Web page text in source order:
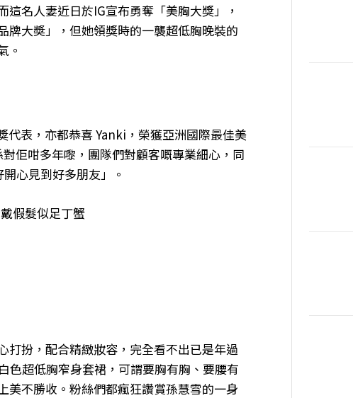
名人妻近日於IG宣布勇奪「美胸大獎」，
牌大奬」，但她領獎時的一襲超低胸晚裝的
。
表，亦都恭喜 Yanki，榮獲亞洲國際最佳美
佢咁多年嚟，團隊們對顧客嘅專業細心，同
心見到好多朋友」。
假髮似足丁蟹
打扮，配合精緻妝容，完全看不出已是年過
色超低胸窄身套裙，可謂要胸有胸、要腰有
美不勝收。粉絲們都瘋狂讚賞孫慧雪的一身